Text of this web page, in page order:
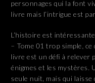
personnages qui la font
livre mais l’intrigue est
L’histoire est
– Tome 01 trop simple,
livre est un défi à relever
énigmes et les mystères.
seule nuit, mais qui